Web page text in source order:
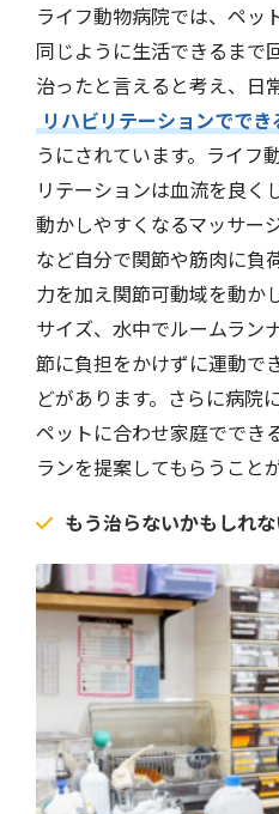
ライフ動物病院では、ペッ
同じように生活できるまで
治ったと言えると考え、日
リハビリテーションでで
うにされています。ライフ
リテーションは血流を良く
動かしやすくなるマッサー
など自分で関節や筋肉に負
力を加え関節可動域を動か
サイズ、水中でルームラン
節に負担をかけずに運動で
どがあります。さらに病院
ペットに合わせ家庭ででき
ランを提案してもらうこと
もう治らないかもしれ